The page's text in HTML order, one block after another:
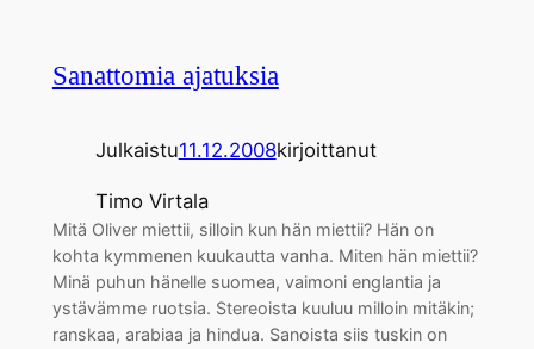
Sanattomia ajatuksia
Julkaistu11.12.2008kirjoittanut
Timo Virtala
Mitä Oliver miettii, silloin kun hän miettii? Hän on
kohta kymmenen kuukautta vanha. Miten hän miettii?
Minä puhun hänelle suomea, vaimoni englantia ja
ystävämme ruotsia. Stereoista kuuluu milloin mitäkin;
ranskaa, arabiaa ja hindua. Sanoista siis tuskin on